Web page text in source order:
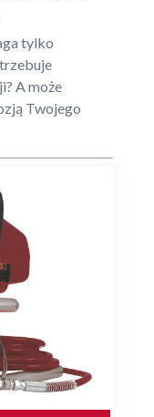
tylko
A może
Twojego